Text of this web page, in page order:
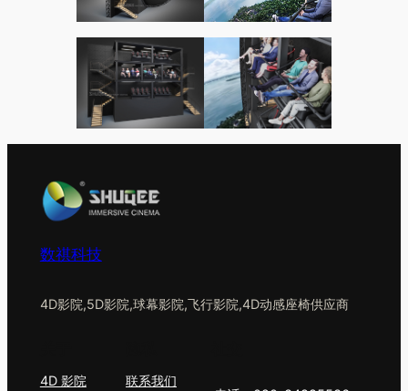
数祺科技
4D影院,5D影院,球幕影院,飞行影院,4D动感座椅供应商
4D 影院 联系我们